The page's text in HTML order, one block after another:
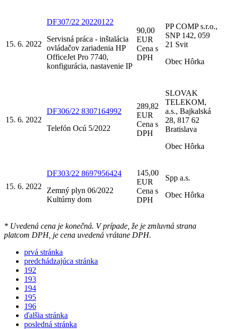
15. 6. 2022
DF307/22 20220122
Servisná práca - inštalácia
ovládačov zariadenia HP
OfficeJet Pro 7740,
konfigurácia, nastavenie IP
90,00
EUR
Cena s
DPH
PP COMP s.r.o.,
SNP 142, 059
21 Svit
Obec Hôrka
15. 6. 2022
DF306/22 8307164992
Telefón Ocú 5/2022
289,82
EUR
Cena s
DPH
SLOVAK
TELEKOM,
a.s., Bajkalská
28, 817 62
Bratislava
Obec Hôrka
15. 6. 2022
DF303/22 8697956424
Zemný plyn 06/2022
Kultúrny dom
145,00
EUR
Cena s
DPH
Spp a.s.
Obec Hôrka
* Uvedená cena je konečná. V prípade, že je zmluvná strana
platcom DPH, je cena uvedená vrátane DPH.
prvá stránka
predchádzajúca stránka
192
193
194
195
196
ďalšia stránka
posledná stránka